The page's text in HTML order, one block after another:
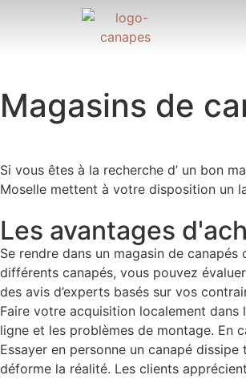
Magasins de
Si vous êtes à la recherche d’ un bon
Moselle mettent à votre disposition un
Les avantages
Se rendre dans un magasin de
différents canapés, vous pouvez
des avis d’experts basés sur vos
Faire votre acquisition localement
ligne et les problèmes de montage. En
Essayer en personne un canapé
déforme la réalité. Les clients